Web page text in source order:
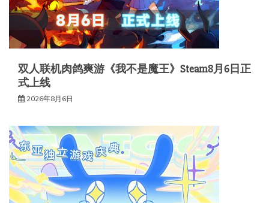
双人联机肉鸽爽游《我不是魔王》Steam8月6日正
式上线
2026年8月6日